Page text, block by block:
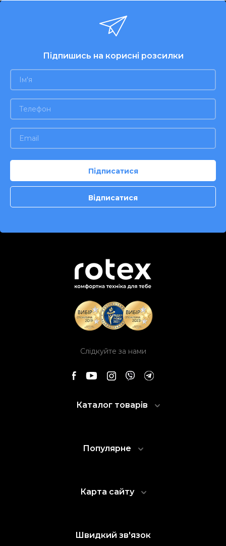
Підпишись на корисні розсилки
Слідкуйте за нами
Каталог товарів
Популярне
Карта сайту
Швидкий зв'язок